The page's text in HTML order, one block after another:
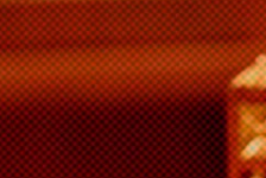
А
Макс
Издание Spiegel